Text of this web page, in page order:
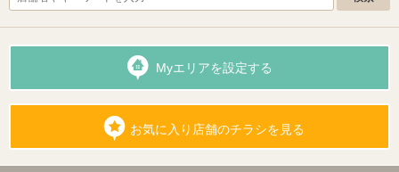
Myエリアを設定する
お気に入り店舗のチラシを見る